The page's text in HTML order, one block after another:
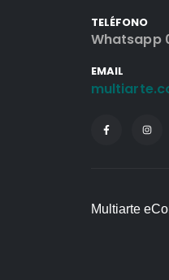
TELÉFONO
Whatsapp
EMAIL
Multiarte